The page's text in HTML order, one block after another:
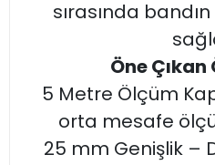
sırasında
Öne
5 Metre Ölçüm
orta mesafe
25 mm Genişlik –